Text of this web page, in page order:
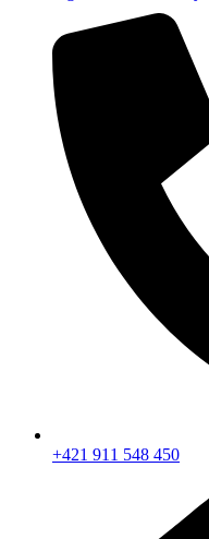
+421 911 548 450